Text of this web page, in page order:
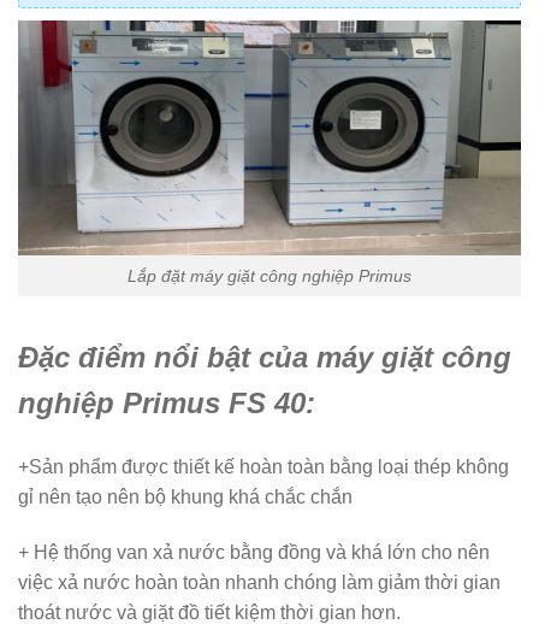
Lắp đặt máy giặt công nghiệp Primus
Đặc điểm nổi bật của máy giặt công
nghiệp Primus FS 40:
+Sản phẩm được thiết kế hoàn toàn bằng loại thép không
gỉ nên tạo nên bộ khung khá chắc chắn
+ Hệ thống van xả nước bằng đồng và khá lớn cho nên
việc xả nước hoàn toàn nhanh chóng làm giảm thời gian
thoát nước và giặt đồ tiết kiệm thời gian hơn.